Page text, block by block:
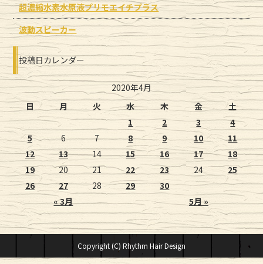
超濃縮水素水原液プリモエイチプラス
波動スピーカー
投稿日カレンダー
2020年4月
日
月 火 水 木 金 土
« 3月 5月 »
1 2 3
4
5
6 7 8 9 10
11
12
13 14 15 16 17
18
19
20 21 22 23 24
25
26
27 28 29 30
Copyright (C) Rhythm Hair Design